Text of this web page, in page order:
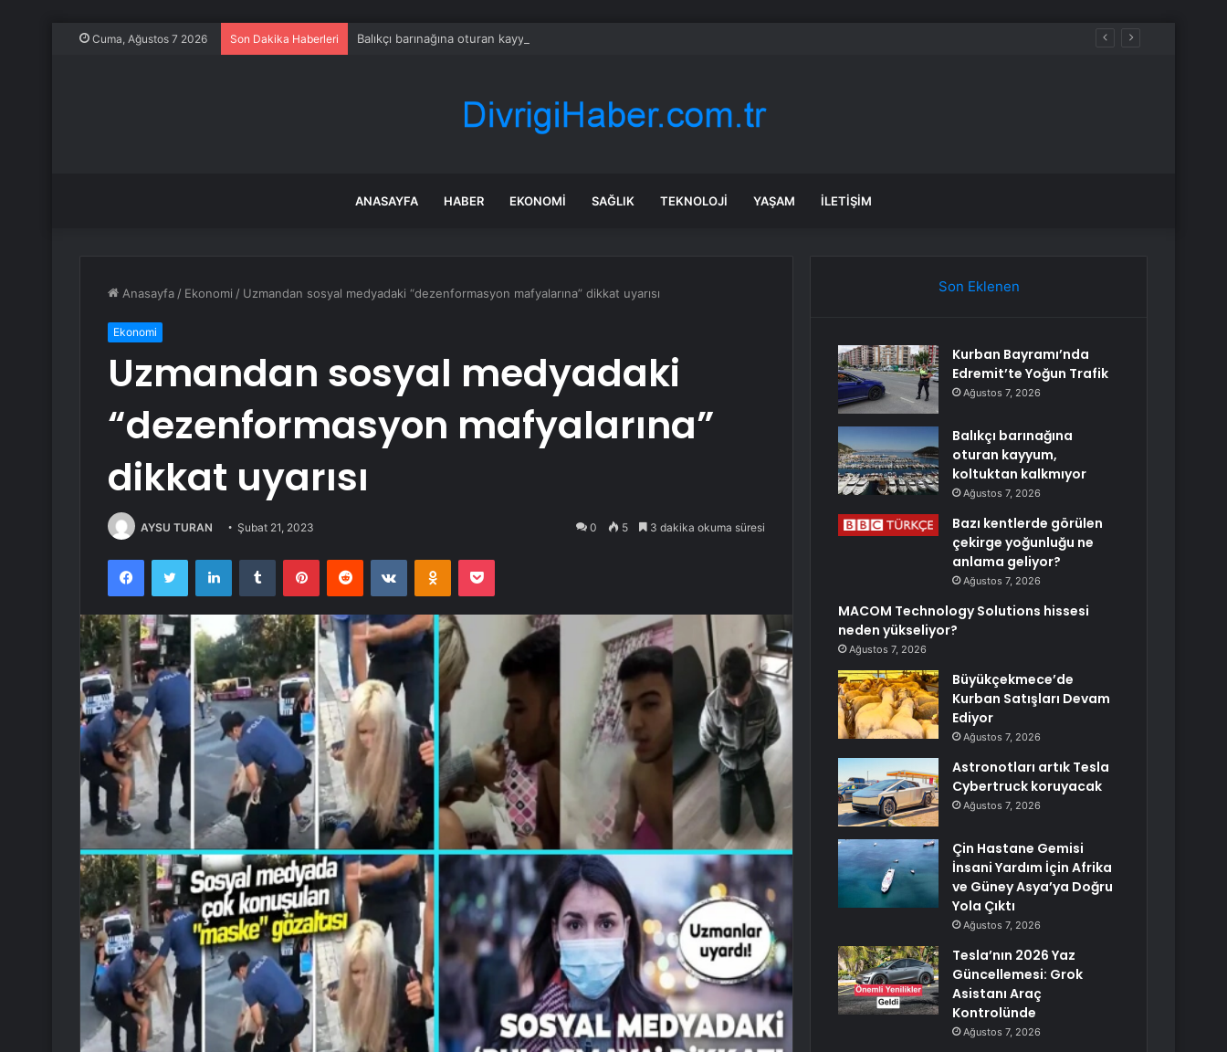
Cuma, Ağustos 7 2026 Son Dakika Haberleri Balıkçı barınağına oturan kayyum, koltuktan kalkmıyor
ANASAYFA HABER EKONOMI SAĞLIK TEKNOLOJI YAŞAM İLETIŞIM
Anasayfa / Ekonomi / Uzmandan sosyal medyadaki “dezenformasyon mafyalarına” dikkat uyarısı
Ekonomi
Uzmandan sosyal medyadaki
“dezenformasyon mafyalarına”
dikkat uyarısı
AYSU TURAN Şubat 21, 2023 0 5 3 dakika okuma süresi
FacebookTwitter LinkedInTumblr PinterestReddit VKontakteOdnoklassniki
Pocket
Son Eklenen
Kurban Bayramı’nda
Edremit’te Yoğun Trafik
Ağustos 7, 2026
Balıkçı barınağına
oturan kayyum,
koltuktan kalkmıyor
Ağustos 7, 2026
Bazı kentlerde görülen
çekirge yoğunluğu ne
anlama geliyor?
Ağustos 7, 2026
MACOM Technology Solutions hissesi
neden yükseliyor?
Ağustos 7, 2026
Büyükçekmece’de
Kurban Satışları Devam
Ediyor
Ağustos 7, 2026
Astronotları artık Tesla
Cybertruck koruyacak
Ağustos 7, 2026
Çin Hastane Gemisi
İnsani Yardım İçin Afrika
ve Güney Asya’ya Doğru
Yola Çıktı
Ağustos 7, 2026
Tesla’nın 2026 Yaz
Güncellemesi: Grok
Asistanı Araç
Kontrolünde
Ağustos 7, 2026